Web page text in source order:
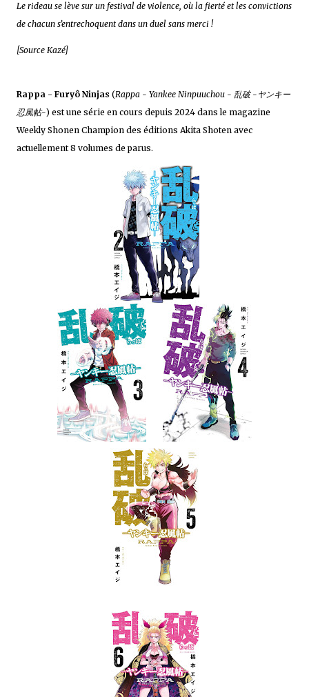
Le rideau se lève sur un festival de violence, où la fierté et les convictions
de chacun s’entrechoquent dans un duel sans merci !
[Source Kazé]
Rappa - Furyô Ninjas (Rappa - Yankee Ninpuuchou - 乱破 -ヤンキー
忍風帖-) est une série en cours depuis 2024 dans le magazine
Weekly Shonen Champion des éditions Akita Shoten avec
actuellement 8 volumes de parus.